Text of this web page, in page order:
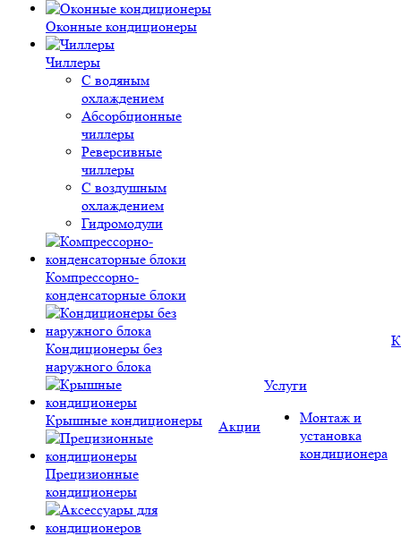
Оконные кондиционеры
Чиллеры
С водяным
охлаждением
Абсорбционные
чиллеры
Реверсивные
чиллеры
С воздушным
охлаждением
Гидромодули
Компрессорно-
конденсаторные блоки
Кондиционеры без
наружного блока
Крышные кондиционеры
Прецизионные
кондиционеры
Акции
Услуги
Монтаж и
установка
кондиционера